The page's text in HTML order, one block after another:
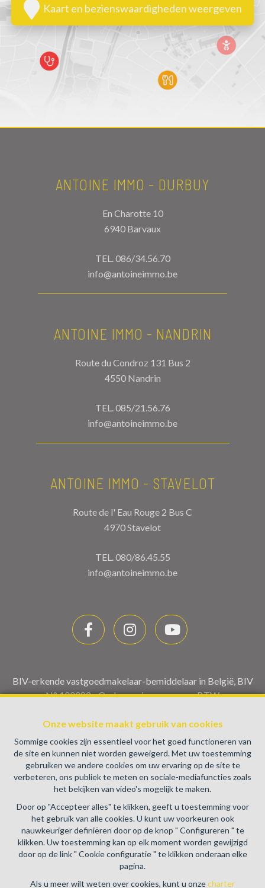
Kaart en bezienswaardigheden weergeven
Onze website maakt gebruik van cookies
Sommige cookies zijn essentieel voor het goed functioneren van
de site en kunnen niet worden geweigerd. Met uw toestemming
gebruiken we andere cookies om uw ervaring op de site te
verbeteren, ons publiek te meten en sociale-mediafuncties zoals
het bekijken van video's mogelijk te maken.
Door op "Accepteer alles" te klikken, geeft u toestemming voor
het gebruik van alle cookies. U kunt uw voorkeuren ook
nauwkeuriger definiëren door op de knop " Configureren " te
klikken. Uw toestemming kan op elk moment worden gewijzigd
door op de link " Cookie configuratie " te klikken onderaan elke
pagina.
Als u meer wilt weten over cookies, kunt u onzecharter
ANTOINE IMMO - DURBUY
En Charotte 10
6940 Barvaux
TEL.086/34.56.70
info@antoineimmo.be
ANTOINE IMMO - NANDRIN
Route du Condroz 131 Bus 2
4550 Nandrin
TEL.085/21.56.76
info@antoineimmo.be
ANTOINE IMMO - STAVELOT
Route de l' Eau Rouge 2 Bus C
4970 Stavelot
TEL.080/86.45.55
info@antoineimmo.be
BIV-erkende vastgoedmakelaar-bemiddelaar in België, BIV
N° 100082 - Ondernemingsnummer : BTW
Beroepinstituut van Vastgoedmakelaars Luxemburgstraat,
16B - 1000 Brussel (+32 2 505 38 50 - info@biv.be) -
www.biv.be-Deontologische code
BA en borgstelling via NV AXA Belgium, Troonplein 1, 1000
Brussel (polisnr. 730.390.160) Dekking geldt voor
activiteiten die in België worden uitgevoerd
Algemene gebruiksvoorwaarden van de website
Charter privéleven
Cookie configuratie